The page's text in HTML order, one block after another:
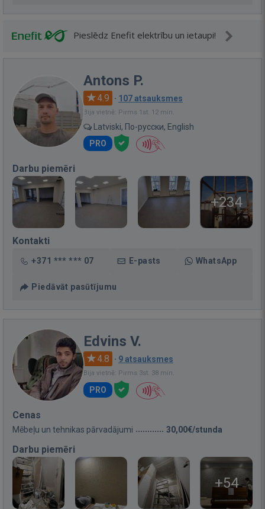
Pieslēdz Enefit elektrību un ietaupi!
Antons P.
4.9 · 107 atsauksmes
Bija vietnē: Pirms 1st. 12 min.
Latviski, По-русски, English
PRO
Darbu piemēri
+234
Kontakti
+371 *** *** 07 E-pasts WhatsApp
Piedāvāt pasūtījumu
Edvins V.
4.8 · 9 atsauksmes
Bija vietnē: Pirms 3st. 38 min.
PRO
Cenas
Mēbeļu un tehnikas pārvadājumi 30,00€/stunda
Darbu piemēri
+54